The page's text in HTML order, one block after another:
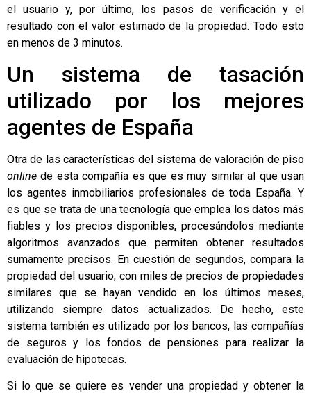
el usuario y, por último, los pasos de verificación y el
resultado con el valor estimado de la propiedad. Todo esto
en menos de 3 minutos.
Un sistema de tasación
utilizado por los mejores
agentes de España
Otra de las características del sistema de valoración de piso
onlinede esta compañía es que es muy similar al que usan
los agentes inmobiliarios profesionales de toda España. Y
es que se trata de una tecnología que emplea los datos más
fiables y los precios disponibles, procesándolos mediante
algoritmos avanzados que permiten obtener resultados
sumamente precisos. En cuestión de segundos, compara la
propiedad del usuario, con miles de precios de propiedades
similares que se hayan vendido en los últimos meses,
utilizando siempre datos actualizados. De hecho, este
sistema también es utilizado por los bancos, las compañías
de seguros y los fondos de pensiones para realizar la
evaluación de hipotecas.
Si lo que se quiere es vender una propiedad y obtener la